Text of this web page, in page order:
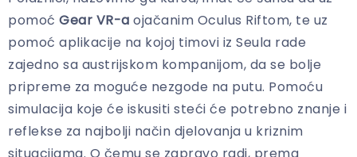
pomoć Gear VR-a ojačanim Oculus Riftom, te uz
pomoć aplikacije na kojoj timovi iz Seula rade
zajedno sa austrijskom kompanijom, da se bolje
pripreme za moguće nezgode na putu. Pomoću
simulacija koje će iskusiti steći će potrebno znanje i
reflekse za najbolji način djelovanja u kriznim